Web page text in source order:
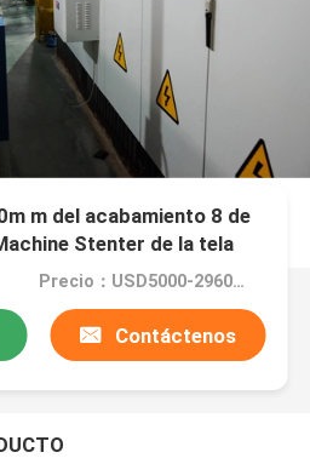
m del acabamiento 8 de
Stenter de la tela
Precio：USD5000-296000
Contáctenos